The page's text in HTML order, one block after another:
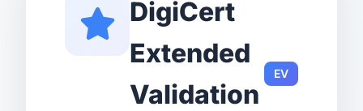
SSL安装指南
DigiCert
Extended
Validation
EV